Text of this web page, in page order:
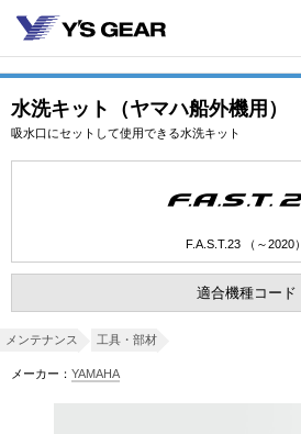
水洗キット（ヤマハ船外機用）
吸水口にセットして使用できる水洗キット
F.A.S.T.23 （～2020）
適合機種コード
メンテナンス 工具・部材
メーカー： YAMAHA